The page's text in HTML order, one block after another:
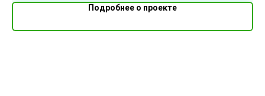
Подробнее о проекте